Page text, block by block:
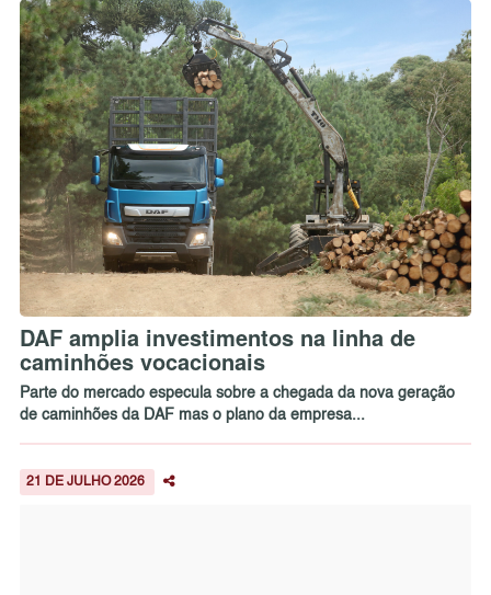
DAF amplia investimentos na linha de
caminhões vocacionais
Parte do mercado especula sobre a chegada da nova geração
de caminhões da DAF mas o plano da empresa...
21 DE JULHO 2026